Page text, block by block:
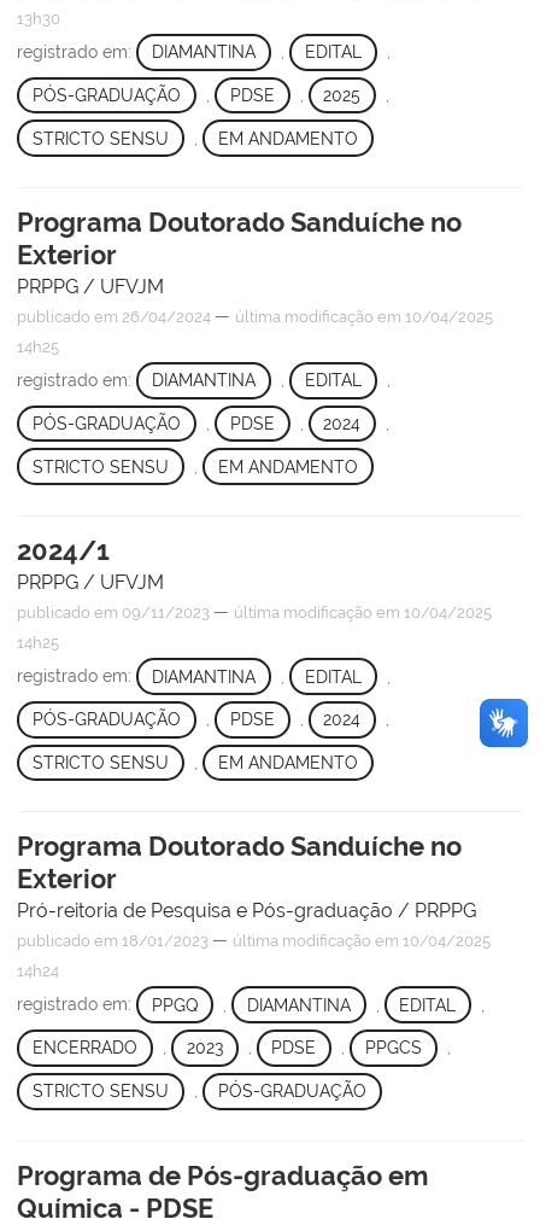
13h30
registrado em: DIAMANTINA , EDITAL ,
PÓS-GRADUAÇÃO PDSE 2025
STRICTO SENSU EM ANDAMENTO
Programa Doutorado Sanduíche no
Exterior
PRPPG / UFVJM
publicado em 26/04/2024 — última modificação em 10/04/2025
14h25
registrado em: DIAMANTINA , EDITAL ,
PÓS-GRADUAÇÃO PDSE 2024
STRICTO SENSU EM ANDAMENTO
2024/1
PRPPG / UFVJM
publicado em 09/11/2023 — última modificação em 10/04/2025
14h25
registrado em: DIAMANTINA EDITAL
PÓS-GRADUAÇÃO , PDSE , 2024 ,
STRICTO SENSU EM ANDAMENTO
Programa Doutorado Sanduíche no
Exterior
Pró-reitoria de Pesquisa e Pós-graduação / PRPPG
publicado em 18/01/2023 — última modificação em 10/04/2025
14h24
registrado em: PPGQ DIAMANTINA EDITAL
ENCERRADO , 2023 , PDSE , PPGCS ,
STRICTO SENSU PÓS-GRADUAÇÃO
Programa de Pós-graduação em
Química - PDSE